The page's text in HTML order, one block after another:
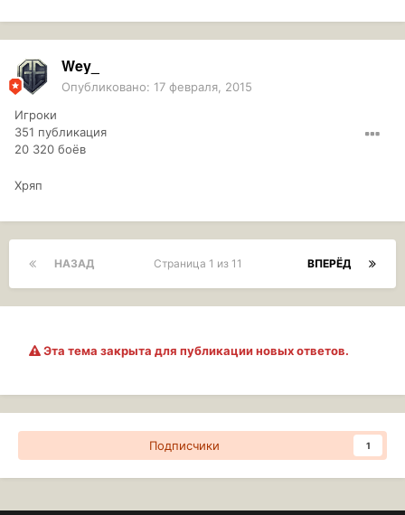
Wey_
Опубликовано: 17 февраля, 2015
Игроки
351 публикация
20 320 боёв
Хряп
НАЗАД ВПЕРЁД
Страница 1 из 11
Эта тема закрыта для публикации новых ответов.
Подписчики 1